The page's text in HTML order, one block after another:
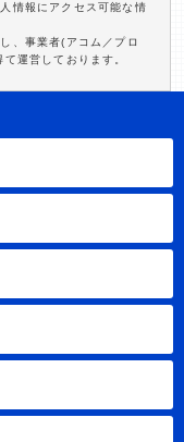
情報にアクセス可能な情
、事業者(アコム／プロ
運営しております。